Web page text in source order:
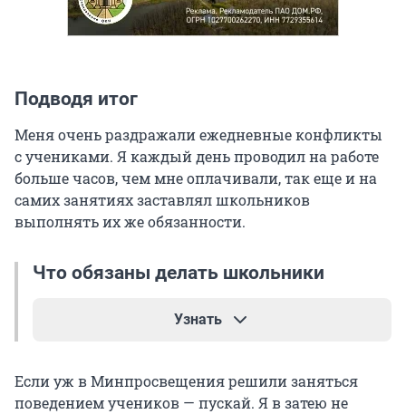
Подводя итог
Меня очень раздражали ежедневные конфликты
с учениками. Я каждый день проводил на работе
больше часов, чем мне оплачивали, так еще и на
самих занятиях заставлял школьников
выполнять их же обязанности.
Что обязаны делать школьники
Узнать
среди прочего обязаны:
Если уж в Минпросвещения решили заняться
поведением учеников — пускай. Я в затею не